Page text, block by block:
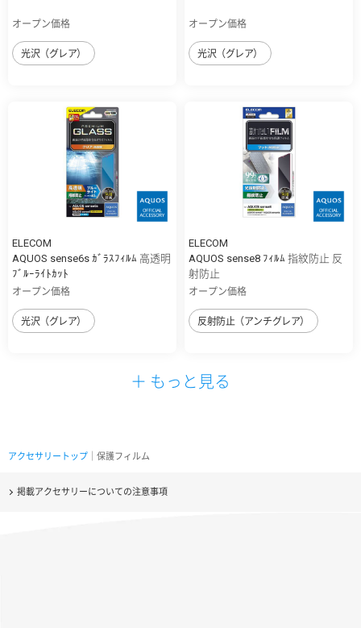
オープン価格
光沢（グレア）
オープン価格
光沢（グレア）
ELECOM
AQUOS sense6s ｶﾞﾗｽﾌｨﾙﾑ 高透明
ﾌﾞﾙｰﾗｲﾄｶｯﾄ
オープン価格
光沢（グレア）
ELECOM
AQUOS sense8 ﾌｨﾙﾑ 指紋防止 反
射防止
オープン価格
反射防止（アンチグレア）
＋ もっと見る
アクセサリートップ ｜保護フィルム
掲載アクセサリーについての注意事項